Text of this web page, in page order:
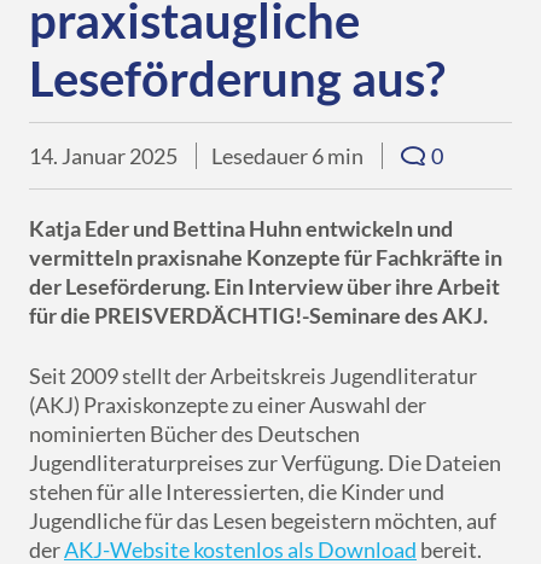
Übersicht
Quimus
Libri.Warenwirtschaft
Libri.Shopline
tolino
Mein Libri
Services
Übersicht
Schulbuchgeschäft
Just the Best
Best of Manga
Libri.Campus
Gründung & Nachfolge
eBooks
Verkaufsförderung
Für Autor*innen
Presse
DE EN FR
praxistaugliche
Leseförderung aus?
Katja Eder und Bettina Huhn entwickeln und
vermitteln praxisnahe Konzepte für Fachkräfte in
der Leseförderung. Ein Interview über ihre Arbeit
für die PREISVERDÄCHTIG!-Seminare des AKJ.
14. Januar 2025 Lesedauer 6 min 0
Seit 2009 stellt der Arbeitskreis Jugendliteratur
(AKJ) Praxiskonzepte zu einer Auswahl der
nominierten Bücher des Deutschen
Jugendliteraturpreises zur Verfügung. Die Dateien
stehen für alle Interessierten, die Kinder und
Jugendliche für das Lesen begeistern möchten, auf
derAKJ-Website kostenlos als Download bereit.